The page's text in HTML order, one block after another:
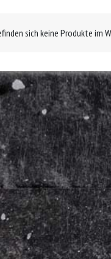
sich keine Produkte im